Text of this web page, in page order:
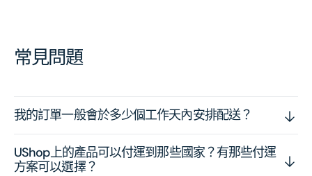
常見問題
我的訂單一般會於多少個工作天內安排配送？
UShop上的產品可以付運到那些國家？有那些付運
方案可以選擇？